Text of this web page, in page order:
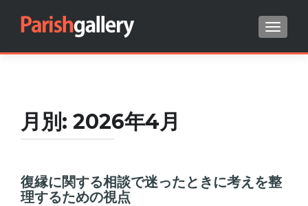
ナビゲ
月別: 2026年4月
復縁に関する相談で迷ったときに考えを整
理するための視点